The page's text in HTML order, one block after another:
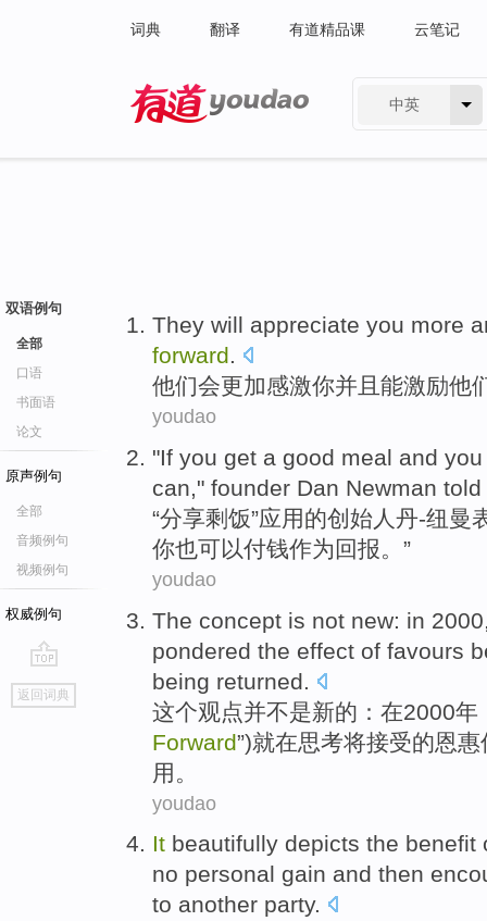
词典 翻译 有道精品课 云笔记
中英
双语例句
全部
口语
书面语
论文
原声例句
全部
音频例句
视频例句
权威例句
go
top
返回词典
They will appreciate you more
forward.
他们会更加感激你并且 能激励他
youdao
"If you get a good meal and
can," founder Dan Newman
“分享剩饭”应用的创始人 丹-纽曼
你也可以付钱作为回报。”
youdao
The concept is not new: in
pondered the effect of favours
being returned
这个观点并不是新的 ： 在2000年
Forward”)就在思考将接受的恩惠
用 。
youdao
It beautifully depicts the benefit
no personal gain and then
to another party.